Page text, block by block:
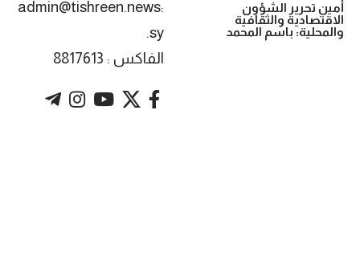
أمين تحرير الشؤون
الاقتصادية والثقافية
والمحلية: باسم المحمد
:admin@tishreen.news
.sy
الفاكس : 8817613